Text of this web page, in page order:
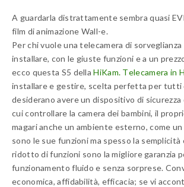
A guardarla distrattamente sembra quasi
film di animazione Wall-e.
Per chi vuole una telecamera di sorveglianza
installare, con le giuste funzioni e a un
ecco questa S5 dellaHiKam. Telecamera in
installare e gestire, scelta perfetta per tutti
desiderano avere un dispositivo di sicurezza
cui controllare la camera dei bambini, il
magari anche un ambiente esterno, come
sono le sue funzioni ma spesso la semplicità
ridotto di funzioni sono la migliore garanzia
funzionamento fluido e senza sorprese.
economica, affidabilità, efficacia; se vi